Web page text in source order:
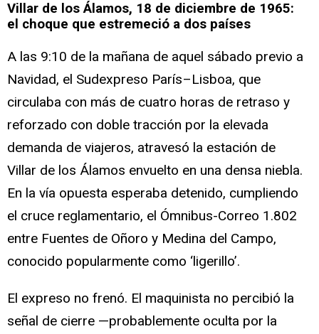
Villar de los Álamos, 18 de diciembre de 1965:
el choque que estremeció a dos países
A las 9:10 de la mañana de aquel sábado previo a
Navidad, el Sudexpreso París–Lisboa, que
circulaba con más de cuatro horas de retraso y
reforzado con doble tracción por la elevada
demanda de viajeros, atravesó la estación de
Villar de los Álamos envuelto en una densa niebla.
En la vía opuesta esperaba detenido, cumpliendo
el cruce reglamentario, el Ómnibus-Correo 1.802
entre Fuentes de Oñoro y Medina del Campo,
conocido popularmente como ‘ligerillo’.
El expreso no frenó. El maquinista no percibió la
señal de cierre —probablemente oculta por la